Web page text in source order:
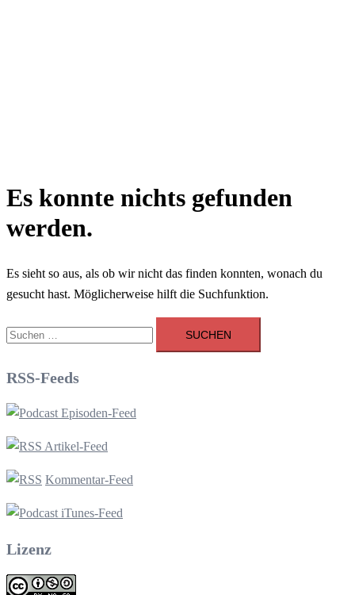
Es konnte nichts gefunden
werden.
Es sieht so aus, als ob wir nicht das finden konnten, wonach du
gesucht hast. Möglicherweise hilft die Suchfunktion.
Suchen
nach:
RSS-Feeds
Episoden-Feed
Artikel-Feed
Kommentar-Feed
iTunes-Feed
Lizenz